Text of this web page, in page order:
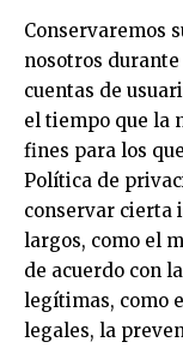
Conservaremos
nosotros durante
cuentas de
el tiempo que la
fines para los
Política de
conservar cierta
largos, como el
de acuerdo con
legítimas, como
legales, la